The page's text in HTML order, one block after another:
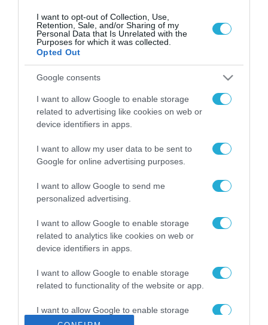
I want to opt-out of Collection, Use,
Retention, Sale, and/or Sharing of my
Personal Data that Is Unrelated with the
Purposes for which it was collected.
Opted Out
Google consents
I want to allow Google to enable storage
related to advertising like cookies on web or
device identifiers in apps.
I want to allow my user data to be sent to
Google for online advertising purposes.
I want to allow Google to send me
personalized advertising.
I want to allow Google to enable storage
related to analytics like cookies on web or
device identifiers in apps.
I want to allow Google to enable storage
related to functionality of the website or app.
I want to allow Google to enable storage
related to personalization.
ΡΟΗ ΕΙΔΗΣΕΩΝ
Το χρηματοδοτούμενο
από την ΕΕ έργο “The
Gaming Police”
ενισχύει την ασφάλεια
των παιδιών στο
διαδίκτυο
31.07.2026
ΑΑΔΕ: Διευκρινίσεις
για τα πρόστιμα σε
αφορούν τους ΦΗΜ
Σ. Καλαφάτης: «Η
Τεχνητή Νοημοσύνη
δεν είναι απλώς μια
μια νέα βιομηχανική
επανάσταση»
Νέος οδηγός του ΕΚΤ
των ελληνικών